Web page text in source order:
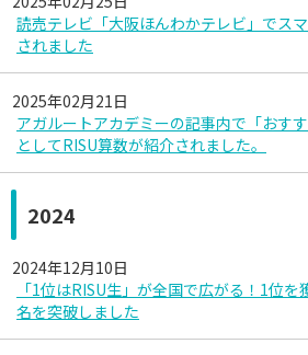
読売テレビ「大阪ほんわかテレビ」でス
されました
2025年02月21日
アガルートアカデミーの記事内で「おす
としてRISU算数が紹介されました。
2024
2024年12月10日
「1位はRISU生」が全国で広がる！1位
名を突破しました